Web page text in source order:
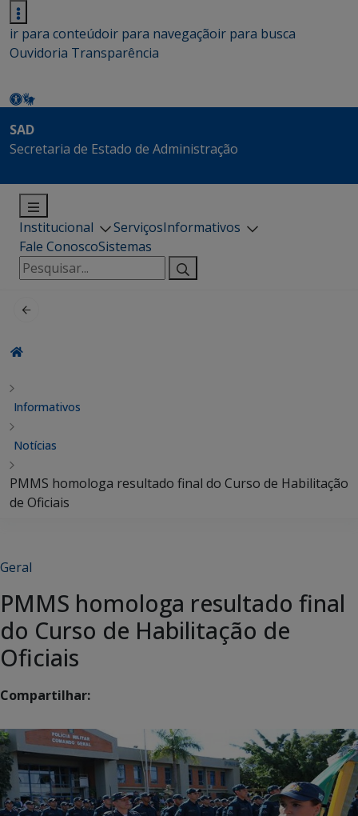
ir para conteúdoir para navegaçãoir para busca
Ouvidoria Transparência
SAD
Secretaria de Estado de Administração
Institucional ServiçosInformativos
Fale ConoscoSistemas
Pesquisar
por:
Informativos
Notícias
PMMS homologa resultado final do Curso de Habilitação
de Oficiais
Geral
PMMS homologa resultado final
do Curso de Habilitação de
Oficiais
Compartilhar: